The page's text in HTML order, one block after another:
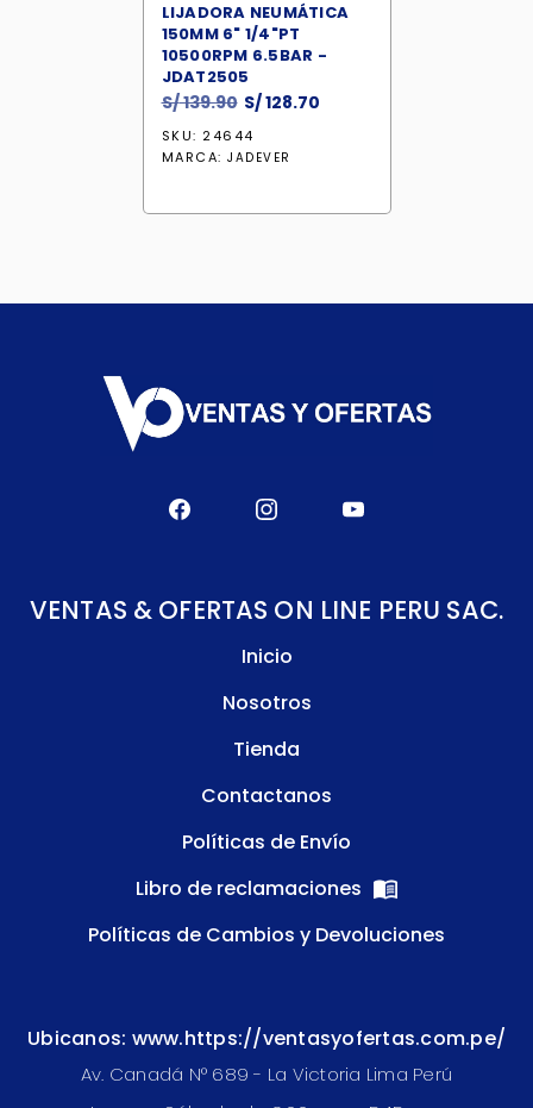
LIJADORA NEUMÁTICA
150MM 6" 1/4"PT
10500RPM 6.5BAR -
JDAT2505
S/139.90 El
precio
original
S/128.70
SKU: 24644
MARCA: JADEVER
VENTAS & OFERTAS ON LINE PERU SAC.
Inicio
Nosotros
Tienda
Contactanos
Políticas de Envío
Libro de reclamaciones
Políticas de Cambios y Devoluciones
Ubicanos: www.https://ventasyofertas.com.pe/
Av. Canadá N° 689 - La Victoria Lima Perú